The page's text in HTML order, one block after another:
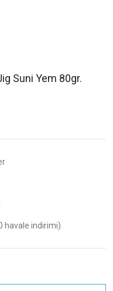
Suni Yem 80gr.
havale indirimi)